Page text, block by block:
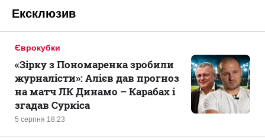
Ексклюзив
Єврокубки
5 серпня 18:23
«Зірку з Пономаренка зробили
журналісти»: Алієв дав прогноз
на матч ЛК Динамо – Карабах і
згадав Суркіса